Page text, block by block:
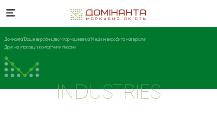
Домінанта Ваше виробництво Фармацевтика Медичні вироби та матеріали
Друк на упаковці з контактними лінзами
INDUSTRIES